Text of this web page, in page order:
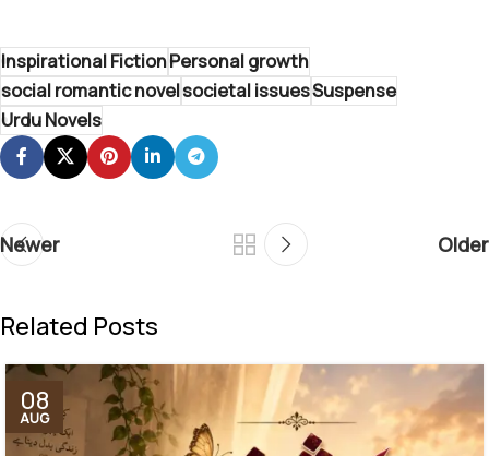
Inspirational FictionPersonal growth
social romantic novelsocietal issuesSuspense
Urdu Novels
Newer Older
Related Posts
08
AUG